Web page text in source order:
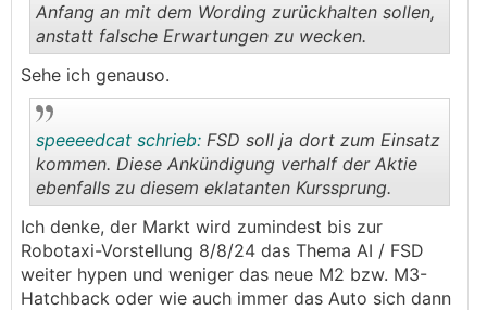
Anfang an mit dem Wording zurückhalten sollen,
anstatt falsche Erwartungen zu wecken.
Sehe ich genauso.
..
speeeedcat schrieb: FSD soll ja dort zum Einsatz
kommen. Diese Ankündigung verhalf der Aktie
ebenfalls zu diesem eklatanten Kurssprung.
Ich denke, der Markt wird zumindest bis zur
Robotaxi-Vorstellung 8/8/24 das Thema AI / FSD
weiter hypen und weniger das neue M2 bzw. M3-
Hatchback oder wie auch immer das Auto sich dann